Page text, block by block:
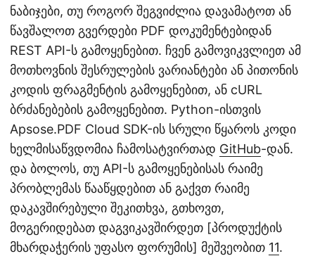
ნაბიჯები, თუ როგორ შეგვიძლია დავამატოთ ან
წავშალოთ გვერდები PDF დოკუმენტებიდან
REST API-ს გამოყენებით. ჩვენ გამოვიკვლიეთ ამ
მოთხოვნის შესრულების ვარიანტები ან პითონის
კოდის ფრაგმენტის გამოყენებით, ან cURL
ბრძანებების გამოყენებით. Python-ისთვის
Apsose.PDF Cloud SDK-ის სრული წყაროს კოდი
ხელმისაწვდომია ჩამოსატვირთად GitHub-დან.
და ბოლოს, თუ API-ს გამოყენებისას რაიმე
პრობლემას წააწყდებით ან გაქვთ რაიმე
დაკავშირებული შეკითხვა, გთხოვთ,
მოგერიდებათ დაგვიკავშირდეთ [პროდუქტის
მხარდაჭერის უფასო ფორუმის] მეშვეობით 11.